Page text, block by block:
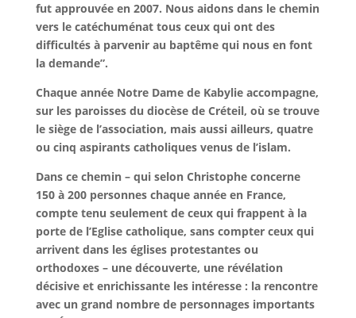
fut approuvée en 2007. Nous aidons dans le chemin
vers le catéchuménat tous ceux qui ont des
difficultés à parvenir au baptême qui nous en font
la demande”.
Chaque année Notre Dame de Kabylie accompagne,
sur les paroisses du diocèse de Créteil, où se trouve
le siège de l’association, mais aussi ailleurs, quatre
ou cinq aspirants catholiques venus de l’islam.
Dans ce chemin – qui selon Christophe concerne
150 à 200 personnes chaque année en France,
compte tenu seulement de ceux qui frappent à la
porte de l’Eglise catholique, sans compter ceux qui
arrivent dans les églises protestantes ou
orthodoxes – une découverte, une révélation
décisive et enrichissante les intéresse : la rencontre
avec un grand nombre de personnages importants